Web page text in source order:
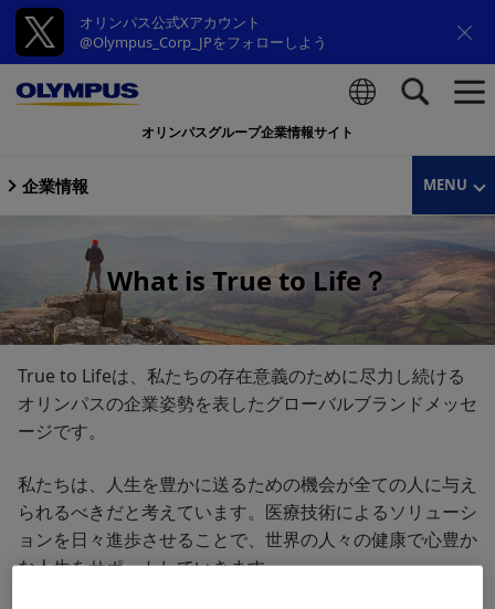
オリンパス公式Xアカウント
@Olympus_Corp_JPをフォローしよう
オリンパスグループ企業情報サイト
企業情報 MENU
What is True to Life？
True to Lifeは、私たちの存在意義のために尽力し続ける
オリンパスの企業姿勢を表したグローバルブランドメッセ
ージです。
私たちは、人生を豊かに送るための機会が全ての人に与え
られるべきだと考えています。医療技術によるソリューシ
ョンを日々進歩させることで、世界の人々の健康で心豊か
な人生をサポートしていきます。